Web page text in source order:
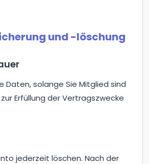
und -löschung
Daten, solange Sie Mitglied sind
Erfüllung der Vertragszwecke
jederzeit löschen. Nach der